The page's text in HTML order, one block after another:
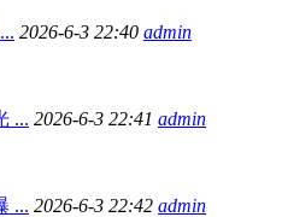
2026-6-3 22:40 admin
... 2026-6-3 22:41 admin
... 2026-6-3 22:42 admin